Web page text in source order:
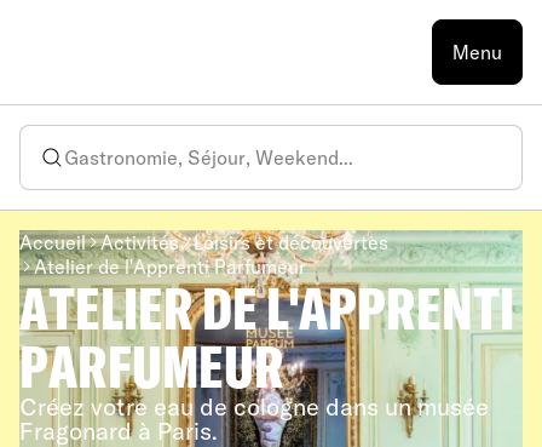
Menu
Accueil Activités Loisirs et découvertes
Atelier de l'Apprenti Parfumeur
ATELIER DE L'APPRENTI
PARFUMEUR
Créez votre eau de cologne dans un musée
Fragonard à Paris.